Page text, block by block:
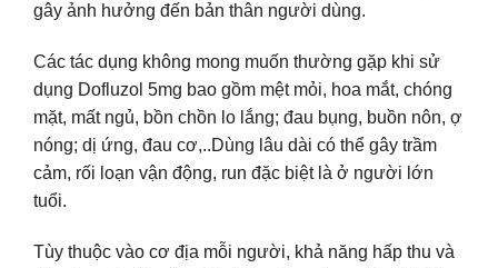
gây ảnh hưởng đến bản thân người dùng.
Các tác dụng không mong muốn thường gặp khi sử
dụng Dofluzol 5mg bao gồm mệt mỏi, hoa mắt, chóng
mặt, mất ngủ, bồn chồn lo lắng; đau bụng, buồn nôn, ợ
nóng; dị ứng, đau cơ,..Dùng lâu dài có thể gây trầm
cảm, rối loạn vận động, run đặc biệt là ở người lớn
tuổi.
Tùy thuộc vào cơ địa mỗi người, khả năng hấp thu và